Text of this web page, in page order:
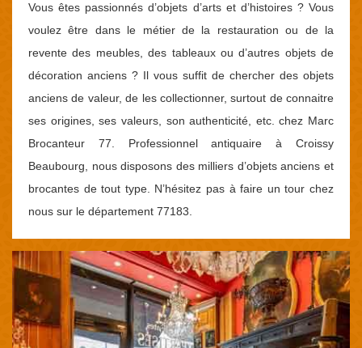
Vous êtes passionnés d’objets d’arts et d’histoires ? Vous
voulez être dans le métier de la restauration ou de la
revente des meubles, des tableaux ou d’autres objets de
décoration anciens ? Il vous suffit de chercher des objets
anciens de valeur, de les collectionner, surtout de connaitre
ses origines, ses valeurs, son authenticité, etc. chez Marc
Brocanteur 77. Professionnel antiquaire à Croissy
Beaubourg, nous disposons des milliers d’objets anciens et
brocantes de tout type. N’hésitez pas à faire un tour chez
nous sur le département 77183.